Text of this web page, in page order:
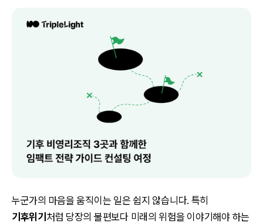
누군가의 마음을 움직이는 일은 쉽지 않습니다. 특히
기후위기 처럼 당장의 불편보다 미래의 위험을 이야기해야 하는